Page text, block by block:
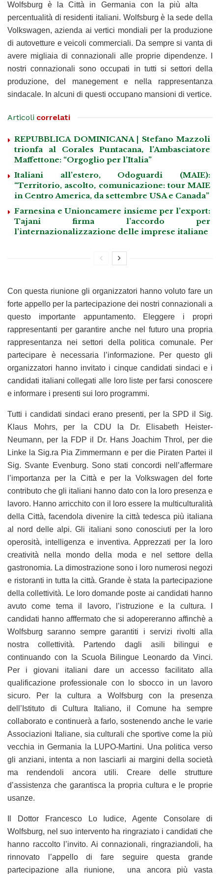
Wolfsburg è la Città in Germania con la più alta
percentualità di residenti italiani. Wolfsburg è la sede della
Volkswagen, azienda ai vertici mondiali per la produzione
di autovetture e veicoli commerciali. Da sempre si vanta di
avere migliaia di connazionali alle proprie dipendenze. I
nostri connazionali sono occupati in tutti si settori della
produzione, del manegement e nella rappresentanza
sindacale. In alcuni di questi occupano mansioni di vertice.
Articoli correlati
REPUBBLICA DOMINICANA | Stefano Mazzoli
trionfa al Corales Puntacana, l’Ambasciatore
Maffettone: “Orgoglio per l’Italia”
Italiani all’estero, Odoguardi (MAIE):
“Territorio, ascolto, comunicazione: tour MAIE
in Centro America, da settembre USA e Canada”
Farnesina e Unioncamere insieme per l’export:
Tajani firma l’accordo per
l’internazionalizzazione delle imprese italiane
Con questa riunione gli organizzatori hanno voluto fare un
forte appello per la partecipazione dei nostri connazionali a
questo importante appuntamento. Eleggere i propri
rappresentanti per garantire anche nel futuro una propria
rappresentanza nei settori della politica comunale. Per
partecipare è necessaria l’informazione. Per questo gli
organizzatori hanno invitato i cinque candidati sindaci e i
candidati italiani collegati alle loro liste per farsi conoscere
e informare i presenti sui loro programmi.
Tutti i candidati sindaci erano presenti, per la SPD il Sig.
Klaus Mohrs, per la CDU la Dr. Elisabeth Heister-
Neumann, per la FDP il Dr. Hans Joachim Throl, per die
Linke la Sig.ra Pia Zimmermann e per die Piraten Partei il
Sig. Svante Evenburg. Sono stati concordi nell’affermare
l’importanza per la Città e per la Volkswagen del forte
contributo che gli italiani hanno dato con la loro presenza e
lavoro. Hanno arricchito con il loro essere la multiculturalità
della Città, facendola divenire la città tedesca più italiana
al nord delle alpi. Gli italiani sono conosciuti per la loro
operosità, intelligenza e inventiva. Apprezzati per la loro
creatività nella mondo della moda e nel settore della
gastronomia. La dimostrazione sono i loro numerosi negozi
e ristoranti in tutta la città. Grande è stata la partecipazione
della collettività. Le loro domande poste ai candidati hanno
avuto come tema il lavoro, l’istruzione e la cultura. I
candidati hanno afffermato che si adopereranno affinchè a
Wolfsburg saranno sempre garantiti i servizi rivolti alla
nostra collettività. Partendo dagli asili bilingui e
continuando con la Scuola Bilingue Leonardo da Vinci.
Per i giovani italiani dare un accesso facilitato alla
qualificazione professionale con lo sbocco in un lavoro
sicuro. Per la cultura a Wolfsburg con la presenza
dell’Istituto di Cultura Italiano, il Comune ha sempre
collaborato e continuerà a farlo, sostenendo anche le varie
Associazioni Italiane, sia culturali che sportive come la più
vecchia in Germania la LUPO-Martini. Una politica verso
gli anziani, intenta a non lasciarli ai margini della società
ma rendendoli ancora utili. Creare delle strutture
d’assistenza che garantisca la propria cultura e le proprie
usanze.
Il Dottor Francesco Lo Iudice, Agente Consolare di
Wolfsburg, nel suo intervento ha ringraziato i candidati che
hanno raccolto l’invito. Ai connazionali, ringraziandoli, ha
rinnovato l’appello di fare seguire questa grande
partecipazione alla riunione, una ancora più vasta